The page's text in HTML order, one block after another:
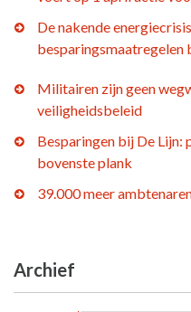
De nakende
besparingsmaatregelen
Militairen zijn geen
veiligheidsbeleid
Besparingen bij De
bovenste plank
39.000 meer
Archief